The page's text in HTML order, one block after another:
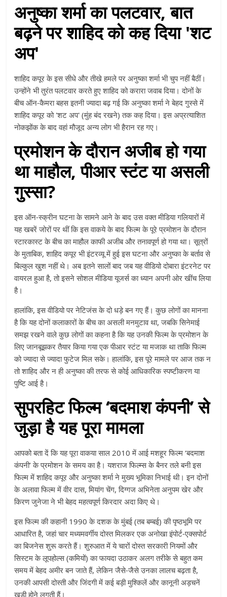
अनुष्का शर्मा का पलटवार, बात
बढ़ने पर शाहिद को कह दिया 'शट
अप'
शाहिद कपूर के इस सीधे और तीखे हमले पर अनुष्का शर्मा भी चुप नहीं बैठीं।
उन्होंने भी तुरंत पलटवार करते हुए शाहिद को करारा जवाब दिया। दोनों के
बीच ऑन-कैमरा बहस इतनी ज्यादा बढ़ गई कि अनुष्का शर्मा ने बेहद गुस्से में
शाहिद कपूर को 'शट अप' (मुंह बंद रखने) तक कह दिया। इस अप्रत्याशित
नोकझोंक के बाद वहां मौजूद अन्य लोग भी हैरान रह गए।
प्रमोशन के दौरान अजीब हो गया
था माहौल, पीआर स्टंट या असली
गुस्सा?
इस ऑन-स्क्रीन घटना के सामने आने के बाद उस वक्त मीडिया गलियारों में
यह खबरें जोरों पर थीं कि इस वाकये के बाद फिल्म के पूरे प्रमोशन के दौरान
स्टारकास्ट के बीच का माहौल काफी अजीब और तनावपूर्ण हो गया था। सूत्रों
के मुताबिक, शाहिद कपूर भी इंटरव्यू में हुई इस घटना और अनुष्का के बर्ताव से
बिल्कुल खुश नहीं थे। अब इतने सालों बाद जब यह वीडियो दोबारा इंटरनेट पर
वायरल हुआ है, तो इसने सोशल मीडिया यूजर्स का ध्यान अपनी ओर खींच लिया
है।
हालांकि, इस वीडियो पर नेटिजंस के दो धड़े बन गए हैं। कुछ लोगों का मानना
है कि यह दोनों कलाकारों के बीच का असली मनमुटाव था, जबकि सिनेमाई
समझ रखने वाले कुछ लोगों का कहना है कि यह उनकी फिल्म के प्रमोशन के
लिए जानबूझकर तैयार किया गया एक पीआर स्टंट या मजाक था ताकि फिल्म
को ज्यादा से ज्यादा फुटेज मिल सके। हालांकि, इस पूरे मामले पर आज तक न
तो शाहिद और न ही अनुष्का की तरफ से कोई आधिकारिक स्पष्टीकरण या
पुष्टि आई है।
सुपरहिट फिल्म ‘बदमाश कंपनी’ से
जुड़ा है यह पूरा मामला
आपको बता दें कि यह पूरा वाकया साल 2010 में आई मशहूर फिल्म ‘बदमाश
कंपनी’ के प्रमोशन के समय का है। यशराज फिल्म्स के बैनर तले बनी इस
फिल्म में शाहिद कपूर और अनुष्का शर्मा ने मुख्य भूमिका निभाई थी। इन दोनों
के अलावा फिल्म में वीर दास, मियांग चेंग, दिग्गज अभिनेता अनुपम खेर और
किरण जुनेजा ने भी बेहद महत्वपूर्ण किरदार अदा किए थे।
इस फिल्म की कहानी 1990 के दशक के मुंबई (तब बम्बई) की पृष्ठभूमि पर
आधारित है, जहां चार मध्यमवर्गीय दोस्त मिलकर एक अनोखा इंपोर्ट-एक्सपोर्ट
का बिजनेस शुरू करते हैं। शुरुआत में ये चारों दोस्त सरकारी नियमों और
सिस्टम के लूपहोल्स (कमियों) का फायदा उठाकर अलग तरीके से बहुत कम
समय में बेहद अमीर बन जाते हैं, लेकिन जैसे-जैसे उनका लालच बढ़ता है,
उनकी आपसी दोस्ती और जिंदगी में कई बड़ी मुश्किलें और कानूनी अड़चनें
खड़ी होने लगती हैं।